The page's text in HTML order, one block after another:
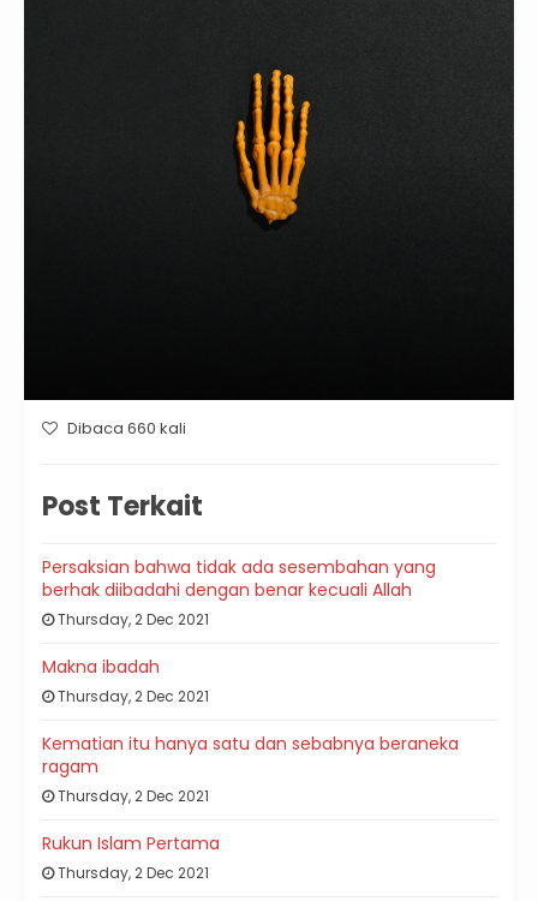
Dibaca 660 kali
Post Terkait
Persaksian bahwa tidak ada sesembahan yang
berhak diibadahi dengan benar kecuali Allah
Thursday, 2 Dec 2021
Makna ibadah
Thursday, 2 Dec 2021
Kematian itu hanya satu dan sebabnya beraneka
ragam
Thursday, 2 Dec 2021
Rukun Islam Pertama
Thursday, 2 Dec 2021